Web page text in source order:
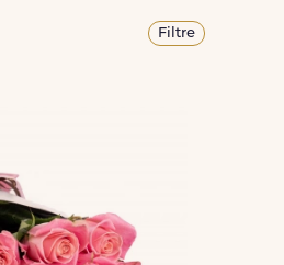
Filtre